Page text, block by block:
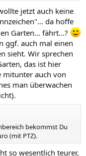
jetzt auch keine
da hoffe
Garten... fährt...?
ggf. auch mal einen
sieht. Wir sprechen
das ist hier
mitunter auch von
man überwachen
bekommst Du
(mit PTZ).
so wesentlich teurer,